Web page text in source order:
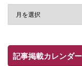
記事掲載カレンダー